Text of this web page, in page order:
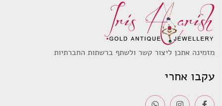
מזמינה אתכן ליצור קשר ולשתף ברשתות החברתיות
עקבו אחרי